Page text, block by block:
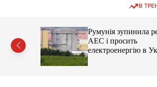
В
цін і
Румунія зупинила
АЕС і просить
електроенергію в